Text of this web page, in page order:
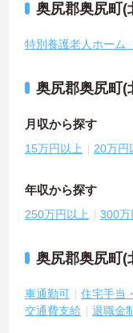
奥尻郡奥尻町(
特別養護老人ホーム
奥尻郡奥尻町(
月収から探す
15万円以上 20万円
年収から探す
250万円以上 300万
奥尻郡奥尻町(
車通勤可 住宅手当
交通費支給
退職金